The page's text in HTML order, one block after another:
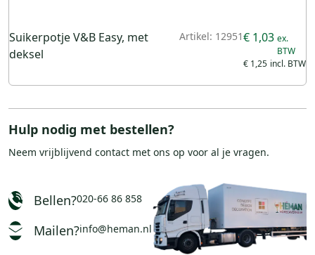
Suikerpotje V&B Easy, met
deksel
Artikel: 12951
€ 1,25
€ 1,03
Hulp nodig met bestellen?
Neem vrijblijvend contact met ons op voor al je vragen.
Bellen?020-66 86 858
Mailen?info@heman.nl